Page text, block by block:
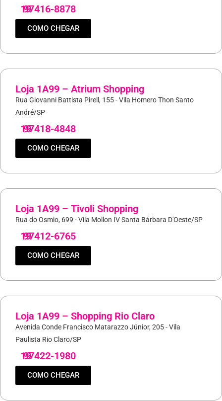
19
97416-8878
COMO CHEGAR
Loja 1A99 – Atrium Shopping
Rua Giovanni Battista Pirell, 155 - Vila Homero Thon Santo
André/SP
19
97418-4848
COMO CHEGAR
Loja 1A99 – Tivoli Shopping
Rua do Osmio, 699 - Vila Mollon IV Santa Bárbara D'Oeste/SP
19
97412-6765
COMO CHEGAR
Loja 1A99 – Shopping Rio Claro
Avenida Conde Francisco Matarazzo Júnior, 205 - Vila
Paulista Rio Claro/SP
19
97422-1980
COMO CHEGAR